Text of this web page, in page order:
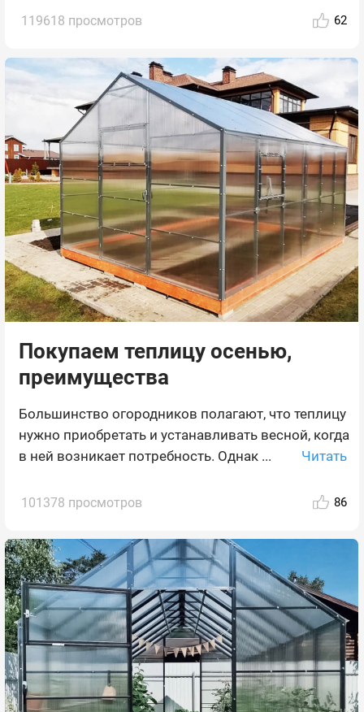
119618 просмотров 62
Покупаем теплицу осенью,
преимущества
Большинство огородников полагают, что теплицу
нужно приобретать и устанавливать весной, когда
в ней возникает потребность. Однак ...
Читать
101378 просмотров 86